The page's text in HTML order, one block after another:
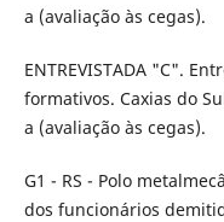
a (avaliação às cegas).
ENTREVISTADA "C".
formativos. Caxias do
a (avaliação às cegas).
G1 - RS - Polo
dos funcionários